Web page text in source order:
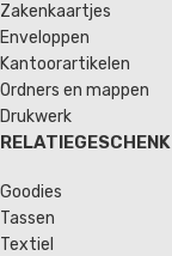
Zakenkaartjes
Enveloppen
Kantoorartikelen
Ordners en mappen
Drukwerk
RELATIEGESCHENK
Goodies
Tassen
Textiel